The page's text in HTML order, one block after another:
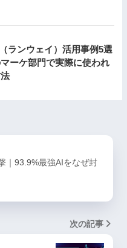
ランウェイ）活用事例5選
マーケ部門で実際に使われ
｜93.9%最強AIをなぜ封
次の記事